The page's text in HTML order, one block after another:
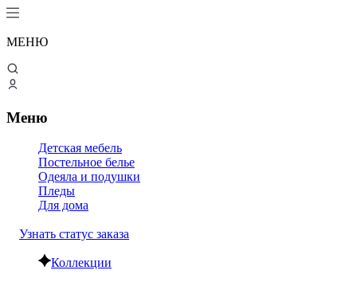
МЕНЮ
Меню
Детская мебель
Постельное белье
Одеяла и подушки
Пледы
Для дома
Узнать статус заказа
Коллекции